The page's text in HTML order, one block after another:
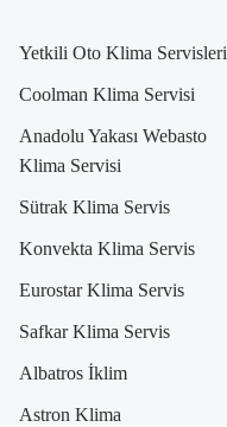
Yetkili Oto Klima Servisleri
Coolman Klima Servisi
Anadolu Yakası Webasto
Klima Servisi
Sütrak Klima Servis
Konvekta Klima Servis
Eurostar Klima Servis
Safkar Klima Servis
Albatros İklim
Astron Klima